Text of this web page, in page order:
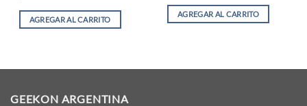
AGREGAR AL CARRITO
AGREGAR AL CARRITO
GEEKON ARGENTINA